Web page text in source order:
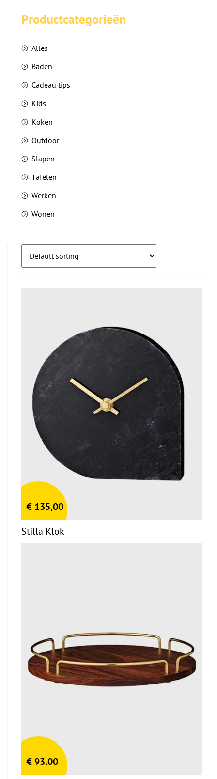
blog
contact
Taalkeuze
en
30
Productcategorieën
Alles
Baden
Cadeau tips
Kids
Koken
Outdoor
Slapen
Tafelen
Werken
Wonen
€ 135,00
Stilla Klok
€ 93,00